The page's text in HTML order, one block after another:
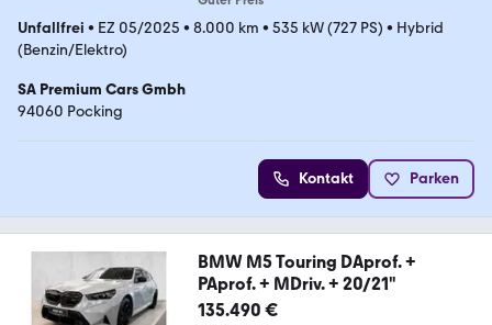
Unfallfrei • EZ 05/2025 • 8.000 km • 535 kW (727 PS) • Hybrid
(Benzin/Elektro)
SA Premium Cars Gmbh
94060 Pocking
Kontakt Parken
BMW M5 Touring DAprof. +
PAprof. + MDriv. + 20/21"
135.490 €